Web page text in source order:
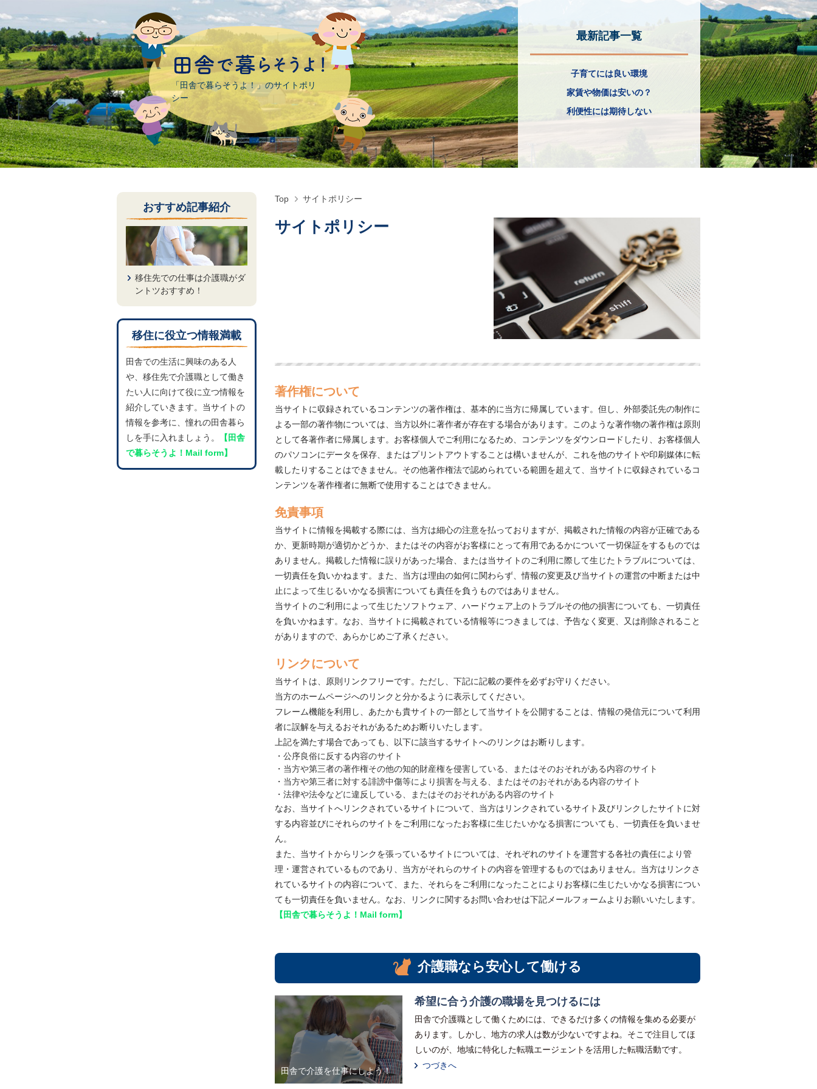
「田舎で暮らそうよ！」のサイトポリ
シー
最新記事一覧
子育てには良い環境
家賃や物価は安いの？
利便性には期待しない
Top サイトポリシー
サイトポリシー
著作権について
当サイトに収録されているコンテンツの著作権は、基本的に当方に帰属しています。但し、外部委託先の制作に
よる一部の著作物については、当方以外に著作者が存在する場合があります。このような著作物の著作権は原則
として各著作者に帰属します。お客様個人でご利用になるため、コンテンツをダウンロードしたり、お客様個人
のパソコンにデータを保存、またはプリントアウトすることは構いませんが、これを他のサイトや印刷媒体に転
載したりすることはできません。その他著作権法で認められている範囲を超えて、当サイトに収録されているコ
ンテンツを著作権者に無断で使用することはできません。
免責事項
当サイトに情報を掲載する際には、当方は細心の注意を払っておりますが、掲載された情報の内容が正確である
か、更新時期が適切かどうか、またはその内容がお客様にとって有用であるかについて一切保証をするものでは
ありません。掲載した情報に誤りがあった場合、または当サイトのご利用に際して生じたトラブルについては、
一切責任を負いかねます。また、当方は理由の如何に関わらず、情報の変更及び当サイトの運営の中断または中
止によって生じるいかなる損害についても責任を負うものではありません。
当サイトのご利用によって生じたソフトウェア、ハードウェア上のトラブルその他の損害についても、一切責任
を負いかねます。なお、当サイトに掲載されている情報等につきましては、予告なく変更、又は削除されること
がありますので、あらかじめご了承ください。
リンクについて
当サイトは、原則リンクフリーです。ただし、下記に記載の要件を必ずお守りください。
当方のホームページへのリンクと分かるように表示してください。
フレーム機能を利用し、あたかも貴サイトの一部として当サイトを公開することは、情報の発信元について利用
者に誤解を与えるおそれがあるためお断りいたします。
上記を満たす場合であっても、以下に該当するサイトへのリンクはお断りします。
・公序良俗に反する内容のサイト
・当方や第三者の著作権その他の知的財産権を侵害している、またはそのおそれがある内容のサイト
・当方や第三者に対する誹謗中傷等により損害を与える、またはそのおそれがある内容のサイト
・法律や法令などに違反している、またはそのおそれがある内容のサイト
なお、当サイトへリンクされているサイトについて、当方はリンクされているサイト及びリンクしたサイトに対
する内容並びにそれらのサイトをご利用になったお客様に生じたいかなる損害についても、一切責任を負いませ
ん。
また、当サイトからリンクを張っているサイトについては、それぞれのサイトを運営する各社の責任により管
理・運営されているものであり、当方がそれらのサイトの内容を管理するものではありません。当方はリンクさ
れているサイトの内容について、また、それらをご利用になったことによりお客様に生じたいかなる損害につい
ても一切責任を負いません。なお、リンクに関するお問い合わせは下記メールフォームよりお願いいたします。
【田舎で暮らそうよ！Mail form】
介護職なら安心して働ける
田舎で介護を仕事にしよう！
希望に合う介護の職場を見つけるには
田舎で介護職として働くためには、できるだけ多くの情報を集める必要が
あります。しかし、地方の求人は数が少ないですよね。そこで注目してほ
しいのが、地域に特化した転職エージェントを活用した転職活動です。
つづきへ
おすすめ記事紹介
移住先での仕事は介護職がダ
ントツおすすめ！
移住に役立つ情報満載
田舎での生活に興味のある人
や、移住先で介護職として働き
たい人に向けて役に立つ情報を
紹介していきます。当サイトの
情報を参考に、憧れの田舎暮ら
しを手に入れましょう。
【田舎
で暮らそうよ！Mail form】